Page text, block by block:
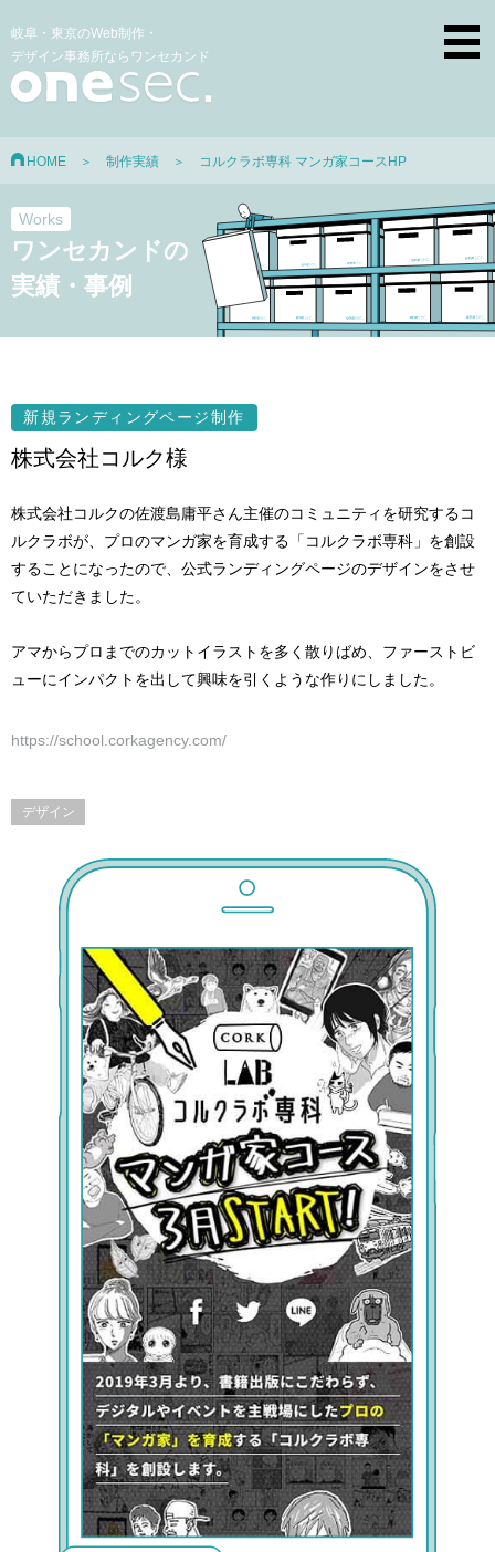
岐阜・東京のWeb制作・
デザイン事務所ならワンセカンド
HOME ＞ 制作実績 ＞ コルクラボ専科 マンガ家コースHP
Works
ワンセカンドの
実績・事例
新規ランディングページ制作
株式会社コルク様
株式会社コルクの佐渡島庸平さん主催のコミュニティを研究するコ
ルクラボが、プロのマンガ家を育成する「コルクラボ専科」を創設
することになったので、公式ランディングページのデザインをさせ
ていただきました。
アマからプロまでのカットイラストを多く散りばめ、ファーストビ
ューにインパクトを出して興味を引くような作りにしました。
https://school.corkagency.com/
デザイン